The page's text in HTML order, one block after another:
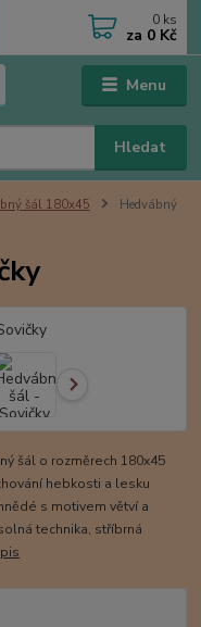
Menu
Hledat
0 ks
za 0 Kč
šál 180x45
Hedvábný
šál o rozměrech 180x45
hebkosti a lesku
s motivem větví a
technika, stříbrná